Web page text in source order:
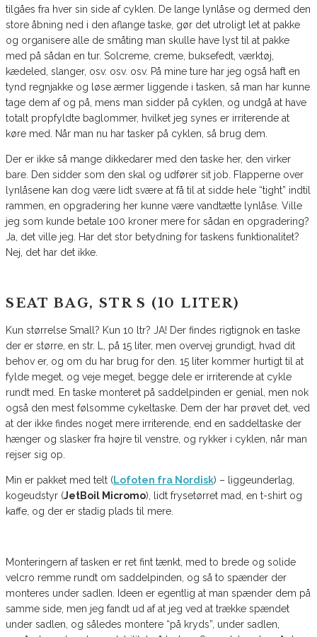
tilgåes fra hver sin side af cyklen. De lange lynlåse og dermed den
store åbning ned i den aflange taske, gør det utroligt let at pakke
og organisere alle de småting man skulle have lyst til at pakke
med på sådan en tur. Solcreme, creme, buksefedt, værktøj,
kædeled, slanger, osv. osv. osv. På mine ture har jeg også haft en
tynd regnjakke og løse ærmer liggende i tasken, så man har kunne
tage dem af og på, mens man sidder på cyklen, og undgå at have
totalt propfyldte baglommer, hvilket jeg synes er irriterende at
køre med. Når man nu har tasker på cyklen, så brug dem.
Der er ikke så mange dikkedarer med den taske her, den virker
bare. Den sidder som den skal og udfører sit job. Flapperne over
lynlåsene kan dog være lidt svære at få til at sidde hele “tight” indtil
rammen, en opgradering her kunne være vandtætte lynlåse. Ville
jeg som kunde betale 100 kroner mere for sådan en opgradering?
Ja, det ville jeg. Har det stor betydning for taskens funktionalitet?
Nej, det har det ikke.
SEAT BAG, STR S (10 LITER)
Kun størrelse Small? Kun 10 ltr? JA! Der findes rigtignok en taske
der er større, en str. L, på 15 liter, men overvej grundigt, hvad dit
behov er, og om du har brug for den. 15 liter kommer hurtigt til at
fylde meget, og veje meget, begge dele er irriterende at cykle
rundt med. En taske monteret på saddelpinden er genial, men nok
også den mest følsomme cykeltaske. Dem der har prøvet det, ved
at der ikke findes noget mere irriterende, end en saddeltaske der
hænger og slasker fra højre til venstre, og rykker i cyklen, når man
rejser sig op.
Min er pakket med telt (Lofoten fra Nordisk) – liggeunderlag,
kogeudstyr (JetBoil Micromo), lidt frysetørret mad, en t-shirt og
kaffe, og der er stadig plads til mere.
Monteringern af tasken er ret fint tænkt, med to brede og solide
velcro remme rundt om saddelpinden, og så to spænder der
monteres under sadlen. Ideen er egentlig at man spænder dem på
samme side, men jeg fandt ud af at jeg ved at trække spændet
under sadlen, og således montere “på kryds”, under sadlen,